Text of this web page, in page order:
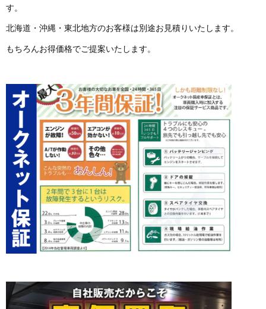
す。
北海道・沖縄・東北地方のお客様は別途お見積りいたします。
もちろんお得価格でご提案いたします。